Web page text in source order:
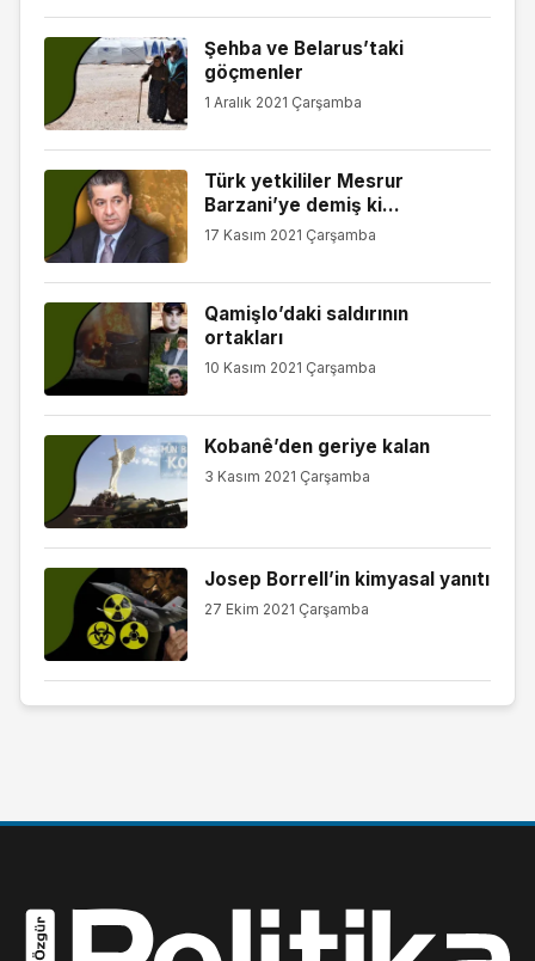
Şehba ve Belarus’taki
göçmenler
1 Aralık 2021 Çarşamba
Türk yetkililer Mesrur
Barzani’ye demiş ki…
17 Kasım 2021 Çarşamba
Qamişlo’daki saldırının
ortakları
10 Kasım 2021 Çarşamba
Kobanê’den geriye kalan
3 Kasım 2021 Çarşamba
Josep Borrell’in kimyasal yanıtı
27 Ekim 2021 Çarşamba